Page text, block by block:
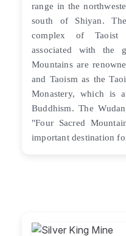
range in the
south of Shiyan.
complex of Taoist
associated with the
Mountains are
and Taoism as the
Monastery, which is
Buddhism. The
"Four Sacred
important destination